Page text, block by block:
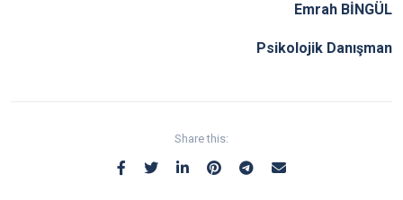
Emrah BİNGÜL
Psikolojik Danışman
Share this: